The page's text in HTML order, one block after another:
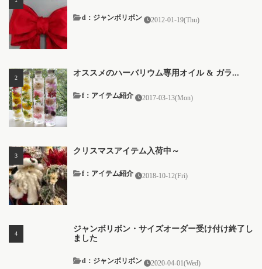
2012-01-19(Thu)
d：ジャンボリボン
オススメのハーバリウム専用オイル & ガラ...
2017-03-13(Mon)
f：アイテム紹介
クリスマスアイテム入荷中～
2018-10-12(Fri)
f：アイテム紹介
ジャンボリボン・サイズオーダー受け付け終了し
ました
2020-04-01(Wed)
d：ジャンボリボン